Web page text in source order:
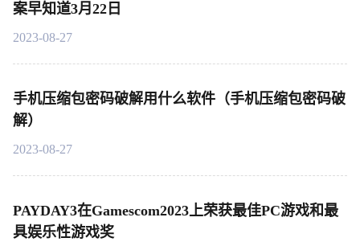
案早知道3月22日
2023-08-27
手机压缩包密码破解用什么软件（手机压缩包密码破
解）
2023-08-27
PAYDAY3在Gamescom2023上荣获最佳PC游戏和最
具娱乐性游戏奖